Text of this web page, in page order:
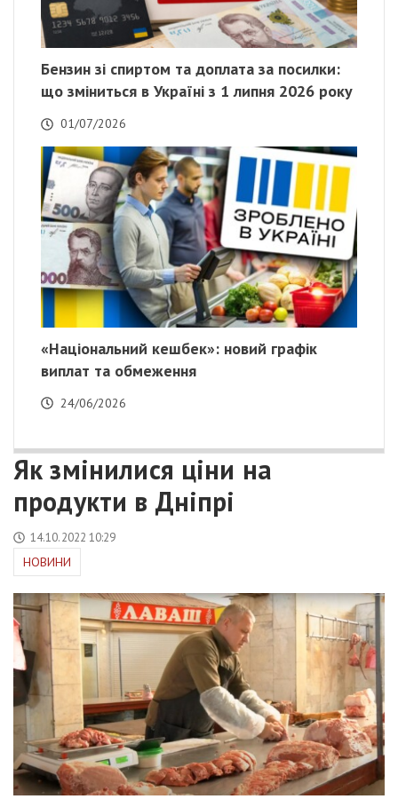
Бензин зі спиртом та доплата за посилки:
що зміниться в Україні з 1 липня 2026 року
01/07/2026
«Національний кешбек»: новий графік
виплат та обмеження
24/06/2026
Як змінилися ціни на
продукти в Дніпрі
14.10.2022 10:29
НОВИНИ